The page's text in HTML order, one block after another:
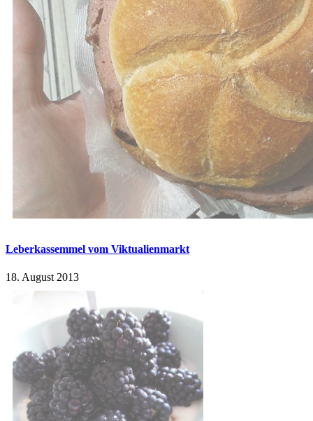
Leberkassemmel vom Viktualienmarkt
18. August 2013